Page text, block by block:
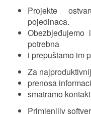
Projekte
pojedinaca.
potrebna
i prepuštamo im
Za
prenosa
smatramo
Primjenljiv